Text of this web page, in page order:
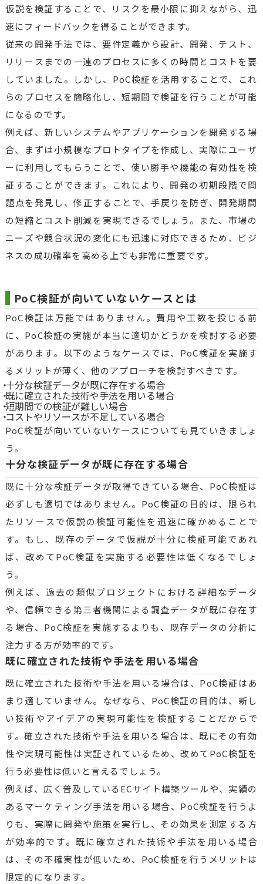
仮説を検証することで、リスクを最小限に抑えながら、迅
速にフィードバックを得ることができます。
従来の開発手法では、要件定義から設計、開発、テスト、
リリースまでの一連のプロセスに多くの時間とコストを要
していました。しかし、PoC検証を活用することで、これ
らのプロセスを簡略化し、短期間で検証を行うことが可能
になるのです。
例えば、新しいシステムやアプリケーションを開発する場
合、まずは小規模なプロトタイプを作成し、実際にユーザ
ーに利用してもらうことで、使い勝手や機能の有効性を検
証することができます。これにより、開発の初期段階で問
題点を発見し、修正することで、手戻りを防ぎ、開発期間
の短縮とコスト削減を実現できるでしょう。また、市場の
ニーズや競合状況の変化にも迅速に対応できるため、ビジ
ネスの成功確率を高める上でも非常に重要です。
PoC検証が向いていないケースとは
PoC検証は万能ではありません。費用や工数を投じる前
に、PoC検証の実施が本当に適切かどうかを検討する必要
があります。以下のようなケースでは、PoC検証を実施す
るメリットが薄く、他のアプローチを検討すべきです。
十分な検証データが既に存在する場合
既に確立された技術や手法を用いる場合
短期間での検証が難しい場合
コストやリソースが不足している場合
PoC検証が向いていないケースについても見ていきましょ
う。
十分な検証データが既に存在する場合
既に十分な検証データが取得できている場合、PoC検証は
必ずしも適切ではありません。PoC検証の目的は、限られ
たリソースで仮説の検証可能性を迅速に確かめることで
す。もし、既存のデータで仮説が十分に検証可能であれ
ば、改めてPoC検証を実施する必要性は低くなるでしょ
う。
例えば、過去の類似プロジェクトにおける詳細なデータ
や、信頼できる第三者機関による調査データが既に存在す
る場合、PoC検証を実施するよりも、既存データの分析に
注力する方が効率的です。
既に確立された技術や手法を用いる場合
既に確立された技術や手法を用いる場合は、PoC検証はあ
まり適していません。なぜなら、PoC検証の目的は、新し
い技術やアイデアの実現可能性を検証することだからで
す。確立された技術や手法を用いる場合は、既にその有効
性や実現可能性は実証されているため、改めてPoC検証を
行う必要性は低いと言えるでしょう。
例えば、広く普及しているECサイト構築ツールや、実績の
あるマーケティング手法を用いる場合、PoC検証を行うよ
りも、実際に開発や施策を実行し、その効果を測定する方
が効率的です。既に確立された技術や手法を用いる場合
は、その不確実性が低いため、PoC検証を行うメリットは
限定的になります。